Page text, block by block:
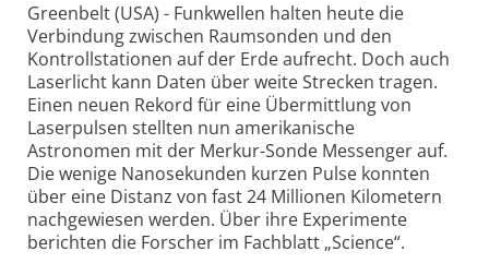
Greenbelt (USA) - Funkwellen halten heute die
Verbindung zwischen Raumsonden und den
Kontrollstationen auf der Erde aufrecht. Doch auch
Laserlicht kann Daten über weite Strecken tragen.
Einen neuen Rekord für eine Übermittlung von
Laserpulsen stellten nun amerikanische
Astronomen mit der Merkur-Sonde Messenger auf.
Die wenige Nanosekunden kurzen Pulse konnten
über eine Distanz von fast 24 Millionen Kilometern
nachgewiesen werden. Über ihre Experimente
berichten die Forscher im Fachblatt „Science“.